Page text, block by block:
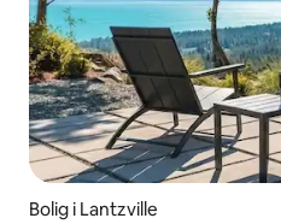
Bolig i Lantzville